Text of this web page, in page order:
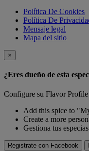
Política De Cookies
Política De
Mensaje legal
Mapa del sitio
×
¿Eres dueño de esta
Configure su Flavor
Add this spice to
Create a more
Gestiona tus
Registrate con Facebook